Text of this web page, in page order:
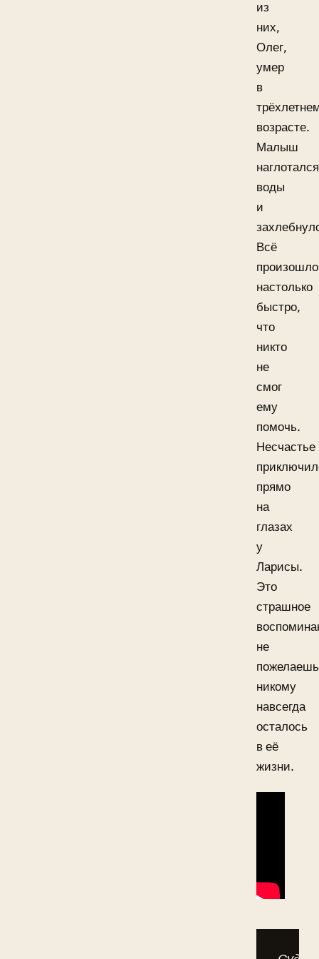
из
них,
Олег,
умер
в
возрасте.
Малыш
наглотался
воды
и
Всё
произошло
настолько
быстро,
что
никто
не
смог
ему
помочь.
Несчастье
прямо
на
глазах
у
Ларисы.
Это
страшное
не
пожелаешь
никому
навсегда
осталось
в её
жизни.